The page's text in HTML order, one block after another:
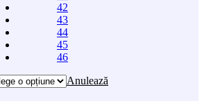
42
43
44
45
46
Anulează